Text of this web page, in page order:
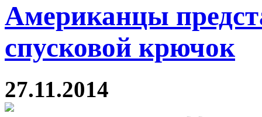
Американцы
спусковой крючок
27.11.2014